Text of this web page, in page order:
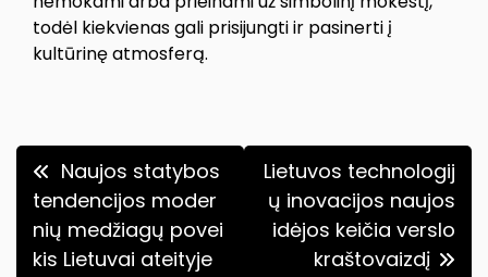
todėl kiekvienas gali prisijungti ir pasinerti į
kultūrinę atmosferą.
Navigacija
tarp
įrašų
Naujos statybos
tendencijos moder
nių medžiagų povei
kis Lietuvai ateityje
Lietuvos technologij
ų inovacijos naujos
idėjos keičia verslo
kraštovaizdį